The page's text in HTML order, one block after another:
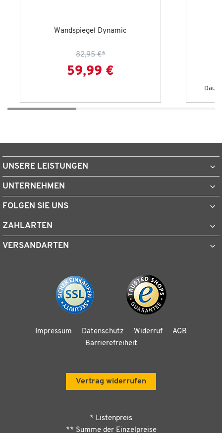
Wandspiegel Dynamic
82,95 €*
59,99 €
UNSERE LEISTUNGEN
UNTERNEHMEN
FOLGEN SIE UNS
ZAHLARTEN
VERSANDARTEN
Impressum Datenschutz Widerruf
AGB
Barrierefreiheit
Vertrag widerrufen
* Listenpreis
** Summe der Einzelpreise